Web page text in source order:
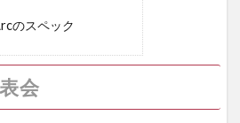
のスペック
会